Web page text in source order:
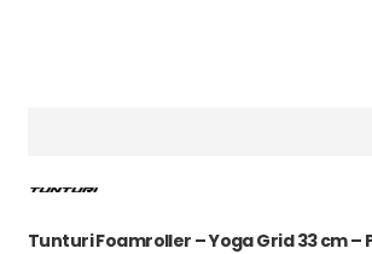
Tunturi Foamroller – Yoga Grid 33 cm –